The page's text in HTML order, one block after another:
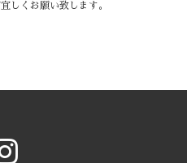
しくお願い致します。